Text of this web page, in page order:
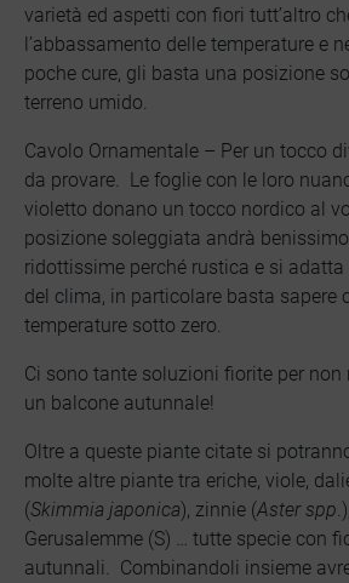
varietà ed aspetti con fiori tutt’altro
l’abbassamento delle temperature e
poche cure, gli basta una posizione
terreno umido.
Cavolo Ornamentale – Per un tocco
da provare. Le foglie con le loro
violetto donano un tocco nordico al
posizione soleggiata andrà
ridottissime perché rustica e si
del clima, in particolare basta sapere
temperature sotto zero.
Ci sono tante soluzioni fiorite per non
un balcone autunnale!
Oltre a queste piante citate si
molte altre piante tra eriche, viole,
(Skimmia japonica), zinnie (Aster spp
Gerusalemme (S) … tutte specie con
autunnali. Combinandoli insieme